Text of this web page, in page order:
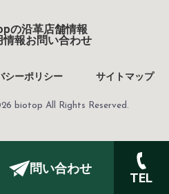
の沿革店舗情報
情報お問い合わせ
シーポリシー サイトマップ
biotop All Rights Reserved.
問い合わせ
TEL